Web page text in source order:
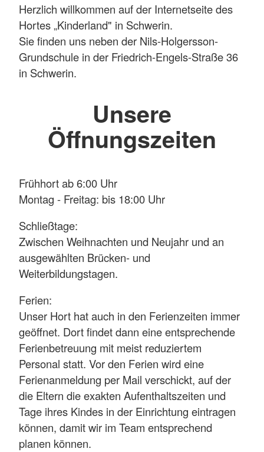
Herzlich willkommen auf der Internetseite des
Hortes „Kinderland" in Schwerin.
Sie finden uns neben der Nils-Holgersson-
Grundschule in der Friedrich-Engels-Straße 36
in Schwerin.
Unsere
Öffnungszeiten
Frühhort ab 6:00 Uhr
Montag - Freitag: bis 18:00 Uhr
Schließtage:
Zwischen Weihnachten und Neujahr und an
ausgewählten Brücken- und
Weiterbildungstagen.
Ferien:
Unser Hort hat auch in den Ferienzeiten immer
geöffnet. Dort findet dann eine entsprechende
Ferienbetreuung mit meist reduziertem
Personal statt. Vor den Ferien wird eine
Ferienanmeldung per Mail verschickt, auf der
die Eltern die exakten Aufenthaltszeiten und
Tage ihres Kindes in der Einrichtung eintragen
können, damit wir im Team entsprechend
planen können.